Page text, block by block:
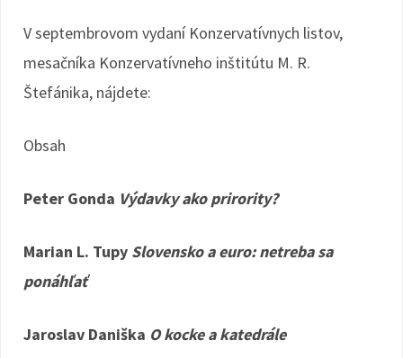
V septembrovom vydaní Konzervatívnych listov,
mesačníka Konzervatívneho inštitútu M. R.
Štefánika, nájdete:
Obsah
Peter Gonda Výdavky ako prirority?
Marian L. Tupy Slovensko a euro: netreba sa
ponáhľať
Jaroslav Daniška O kocke a katedrále